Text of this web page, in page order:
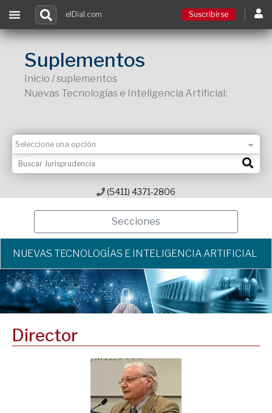
Ingresar
elDial.com Suscribirse
Suplementos
Inicio / suplementos
Nuevas Tecnologías e Inteligencia Artificial:
(5411) 4371-2806
Secciones
NUEVAS TECNOLOGÍAS E INTELIGENCIA ARTIFICIAL
Director